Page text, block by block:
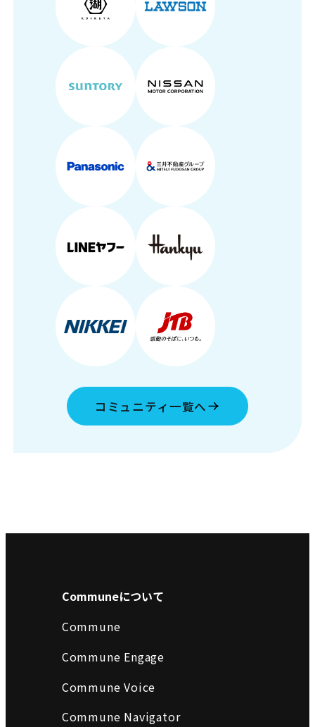
コミュニティ一覧へ
Communeについて
Commune
Commune Engage
Commune Voice
Commune Navigator